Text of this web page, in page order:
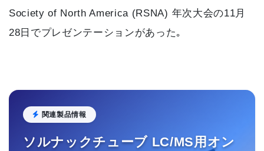
Society of North America (RSNA) 年次大会の11月
28日でプレゼンテーションがあった｡
関連製品情報
ソルナックチューブ LC/MS用オン